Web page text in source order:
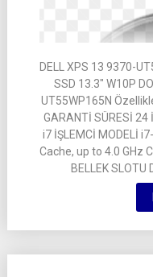
DELL XPS 13 9370-
SSD 13.3″ W10P
UT55WP165N
GARANTİ SÜRESİ 24
i7 İŞLEMCİ MODELİ
Cache, up to 4.0 GHz
BELLEK